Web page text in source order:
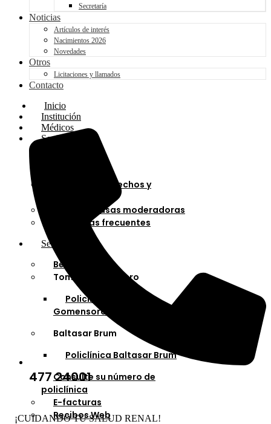
Secretaría
Noticias
Artículos de interés
Nacimientos 2026
Novedades
Otros
Licitaciones y llamados
Contacto
Inicio
Institución
Médicos
Socios
Cartilla de derechos y
Cuotas y tasas moderadoras
Preguntas frecuentes
Servicios
Bella Unión
Tomás Gomensoro
Policlínica Tomás
Gomensoro
Baltasar Brum
Policlínica Baltasar Brum
Consulte su número de
policlínica
E-facturas
Recibos Web
477 24001
¡CUIDANDO TU SALUD RENAL!